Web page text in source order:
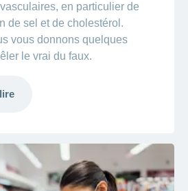
en particulier de
de sel et de cholestérol.
vous donnons quelques
le vrai du faux.